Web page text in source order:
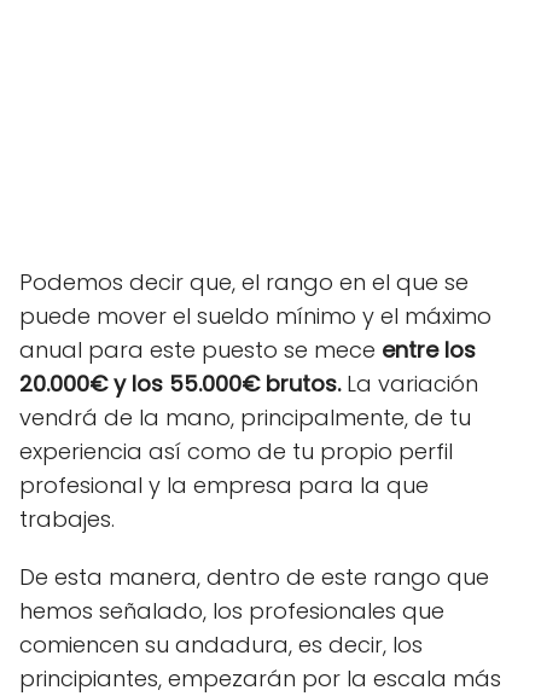
Podemos decir que, el rango en el que se
puede mover el sueldo mínimo y el máximo
anual para este puesto se mece entre los
20.000€ y los 55.000€ brutos.La variación
vendrá de la mano, principalmente, de tu
experiencia así como de tu propio perfil
profesional y la empresa para la que
trabajes.
De esta manera, dentro de este rango que
hemos señalado, los profesionales que
comiencen su andadura, es decir, los
principiantes, empezarán por la escala más